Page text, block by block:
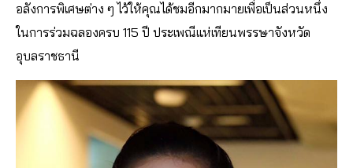
อลังการพิเศษต่าง ๆ ไว้ให้คุณได้ชมอีกมากมายเพื่อเป็นส่วนหนึ่ง
ในการร่วมฉลองครบ 115 ปี ประเพณีแห่เทียนพรรษาจังหวัด
อุบลราชธานี